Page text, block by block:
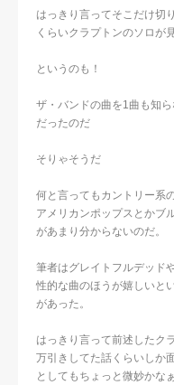
はっきり言ってそこだけ切
くらいクラプトンのソロが
というのも！
ザ・バンドの曲を1曲も知
だったのだ
そりゃそうだ
何と言ってもカントリー系
アメリカンポップスとかブ
があまり分からないのだ。
筆者はグレイトフルデッド
性的な曲のほうが嬉しいと
があった。
はっきり言って前述したク
万引きしてた話くらいしか
としてもちょっと微妙かな